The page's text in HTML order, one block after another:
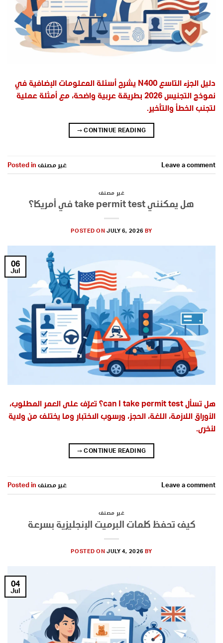
دليل الجزء التاسع N400 يشرح أسئلة المعلومات الإضافية في
نموذج التجنيس 2026 بطريقة عربية واضحة، مع أمثلة عملية
لتجنب الخطأ والتأخير.
CONTINUE READING
→
Posted in غير مصنف Leave a comment
غير مصنف
هل يمكنني take permit test في أمريكا؟
POSTED ONJULY 6, 2026 BY
06
Jul
هل تسأل can I take permit test؟ تعرّف على العمر المطلوب،
الأوراق اللازمة، اللغة، الحجز، ورسوب الاختبار وما يختلف من ولاية
لأخرى.
CONTINUE READING
→
Posted in غير مصنف Leave a comment
غير مصنف
كيف تحفظ كلمات البرميت الإنجليزية بسرعة
POSTED ONJULY 4, 2026 BY
04
Jul